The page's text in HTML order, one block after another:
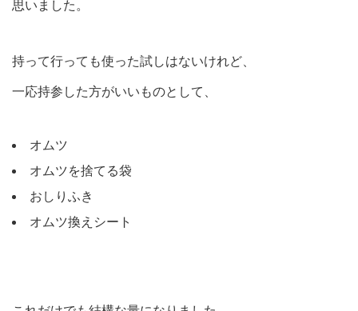
思いました。
持って行っても使った試しはないけれど、
一応持参した方がいいものとして、
オムツ
オムツを捨てる袋
おしりふき
オムツ換えシート